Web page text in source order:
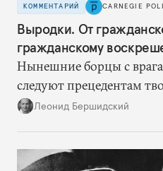
КОММЕНТАРИЙ CARNEGIE
Выродки. От
гражданскому
Нынешние борцы с
следуют прецедентам
нацисты торопились в
сериям ограничений и
Леонид Бершидский